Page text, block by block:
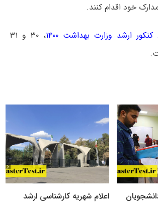
خود اقدام کنند.
کنکور ارشد وزارت بهداشت ۱۴۰۰
، ۳۰ و ۳۱
اعلام شهریه کارشناسی ارشد